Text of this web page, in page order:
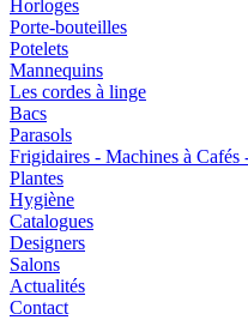
Horloges
Porte-bouteilles
Potelets
Mannequins
Les cordes à linge
Bacs
Parasols
Frigidaires - Machines à Cafés
Plantes
Hygiène
Catalogues
Designers
Salons
Actualités
Contact